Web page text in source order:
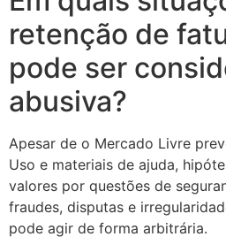
retenção de
pode ser
abusiva?
Apesar de o Mercado Livre
Uso e materiais de ajuda,
valores por questões de
fraudes, disputas e
pode agir de forma arbitrária.